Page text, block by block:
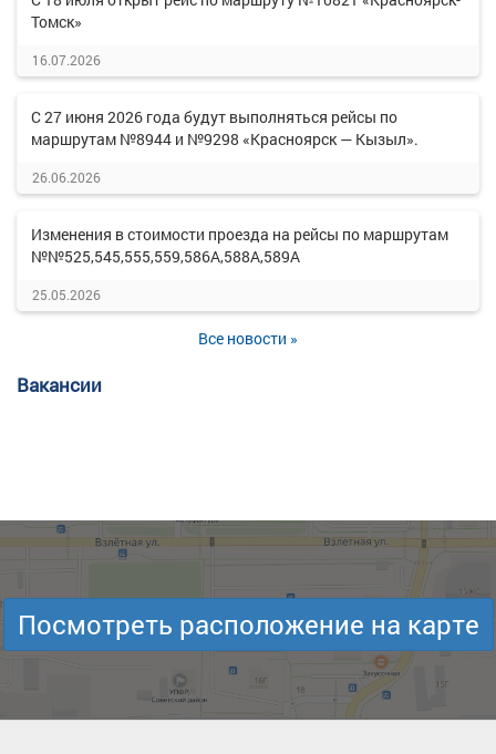
Томск»
16.07.2026
С 27 июня 2026 года будут выполняться рейсы по
маршрутам №8944 и №9298 «Красноярск — Кызыл».
26.06.2026
Изменения в стоимости проезда на рейсы по маршрутам
№№525,545,555,559,586А,588А,589А
25.05.2026
Все новости »
Вакансии
Посмотреть расположение на карте